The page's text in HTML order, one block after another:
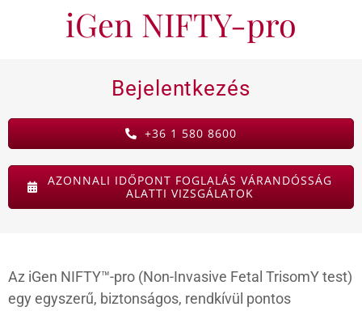
KAPCSOLATiGen NIFTY-pro
Bejelentkezés
+36 1 580 8600
AZONNALI IDŐPONT FOGLALÁS VÁRANDÓSSÁG
ALATTI VIZSGÁLATOK
Az iGen NIFTY™-pro (Non-Invasive Fetal TrisomY test)
egy egyszerű, biztonságos, rendkívül pontos